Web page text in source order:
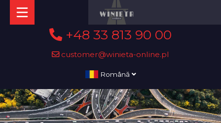
+48 33 813 90 00
customer@winieta-online.pl
Română